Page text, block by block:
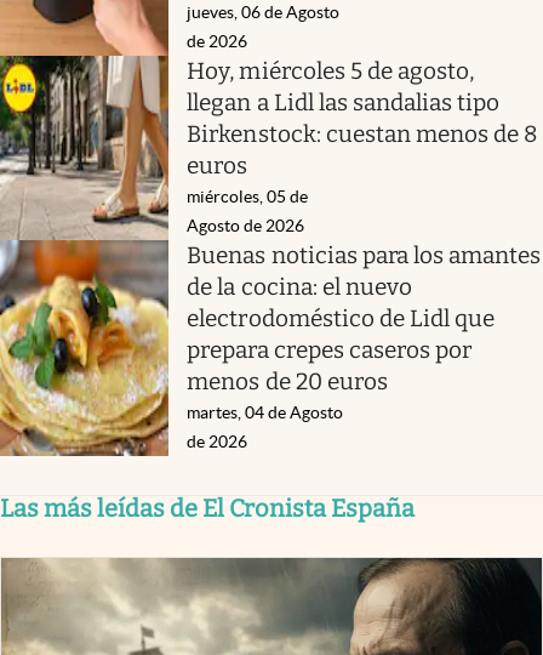
jueves, 06 de Agosto
de 2026
Hoy, miércoles 5 de agosto,
llegan a Lidl las sandalias tipo
Birkenstock: cuestan menos de 8
euros
miércoles, 05 de
Agosto de 2026
Buenas noticias para los amantes
de la cocina: el nuevo
electrodoméstico de Lidl que
prepara crepes caseros por
menos de 20 euros
martes, 04 de Agosto
de 2026
Las más leídas de El Cronista España